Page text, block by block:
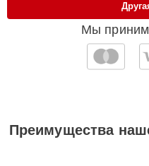
Мы
Преимущества